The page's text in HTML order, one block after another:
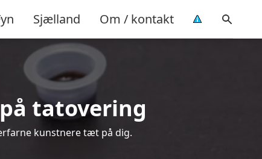
Sjælland Om / kontakt
tatovering
kunstnere tæt på dig.